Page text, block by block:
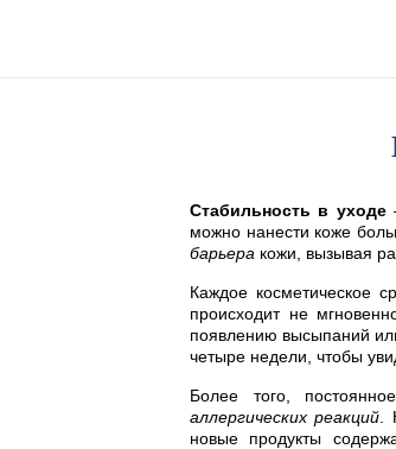
Стабильность в уходе
можно нанести коже
барьера кожи, вызывая
Каждое косметическое
происходит не
появлению высыпаний
четыре недели, чтобы
Более того,
аллергических реакций
новые продукты